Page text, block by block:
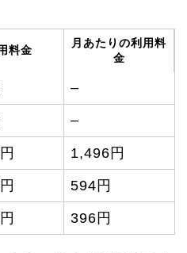
料金
月あたりの利用料
金
–
–
1,496円
594円
396円